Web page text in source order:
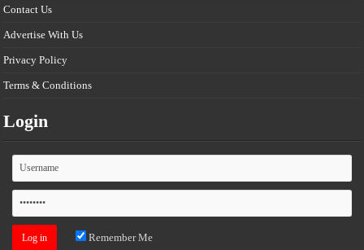
Contact Us
Advertise With Us
Privacy Policy
Terms & Conditions
Login
Remember Me